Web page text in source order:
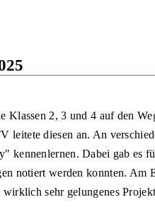
Klassen 2, 3 und 4 auf den
leitete diesen an. An
kennenlernen. Dabei gab es
notiert werden konnten. Am
sehr gelungenes